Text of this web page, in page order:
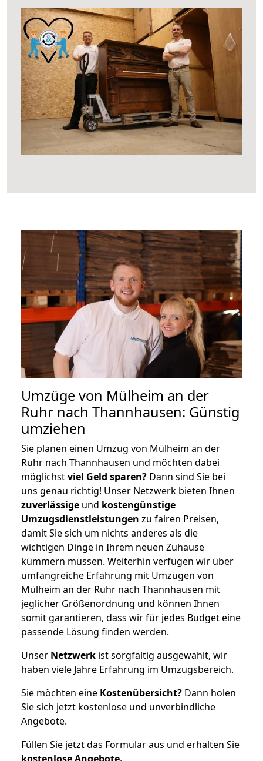
Umzüge von Mülheim an der
Ruhr nach Thannhausen: Günstig
umziehen
Sie planen einen Umzug von Mülheim an der
Ruhr nach Thannhausen und möchten dabei
möglichstviel Geld sparen? Dann sind Sie bei
uns genau richtig! Unser Netzwerk bieten Ihnen
zuverlässige und kostengünstige
Umzugsdienstleistungen zu fairen Preisen,
damit Sie sich um nichts anderes als die
wichtigen Dinge in Ihrem neuen Zuhause
kümmern müssen. Weiterhin verfügen wir über
umfangreiche Erfahrung mit Umzügen von
Mülheim an der Ruhr nach Thannhausen mit
jeglicher Größenordnung und können Ihnen
somit garantieren, dass wir für jedes Budget eine
passende Lösung finden werden.
Unser Netzwerk ist sorgfältig ausgewählt, wir
haben viele Jahre Erfahrung im Umzugsbereich.
Sie möchten eine Kostenübersicht? Dann holen
Sie sich jetzt kostenlose und unverbindliche
Angebote.
Füllen Sie jetzt das Formular aus und erhalten Sie